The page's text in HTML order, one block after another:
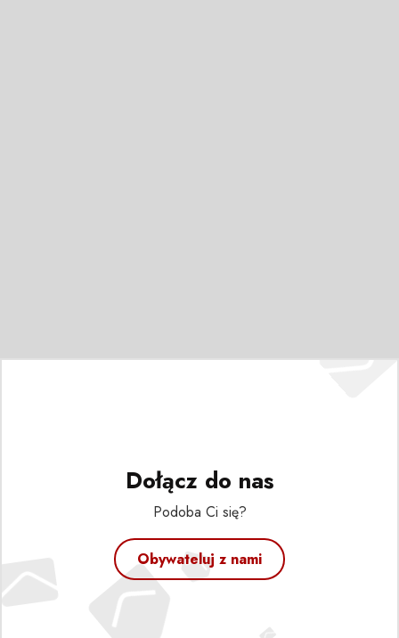
Dołącz do nas
Podoba Ci się?
Obywateluj z nami